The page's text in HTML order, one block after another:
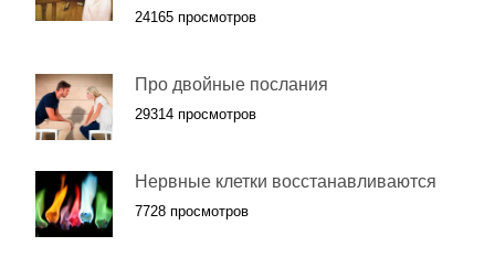
24165 просмотров
Про двойные послания
29314 просмотров
Нервные клетки восстанавливаются
7728 просмотров